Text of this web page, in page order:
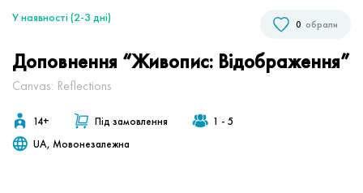
У наявності (2-3 дні) обрали
0
Доповнення “Живопис: Відображення”
Canvas: Reflections
14+ Під замовлення
1 - 5
UA, Мовонезалежна